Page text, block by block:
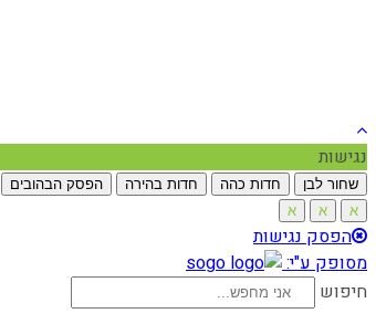
נגישות
שחור לבן חדות כהה חדות בהירה הפסק הבהובים
א
א א
הפסק נגישות
מסופק ע"י:
חיפוש